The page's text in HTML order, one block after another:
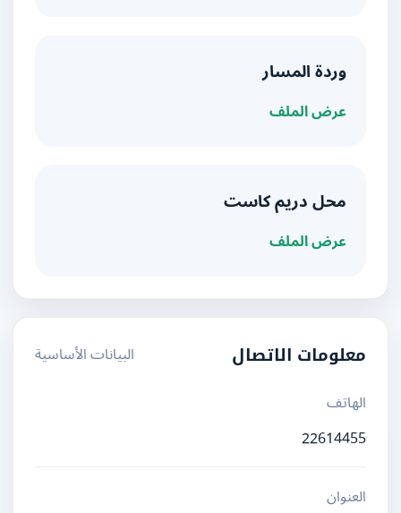
وردة المسار
عرض الملف
محل دريم كاست
عرض الملف
معلومات الاتصال
البيانات الأساسية
الهاتف
22614455
العنوان